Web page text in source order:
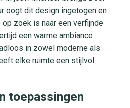
oogt dit design ingetogen en
zoek is naar een verfijnde
een warme ambiance
in zowel moderne als
elke ruimte een stijlvol
toepassingen